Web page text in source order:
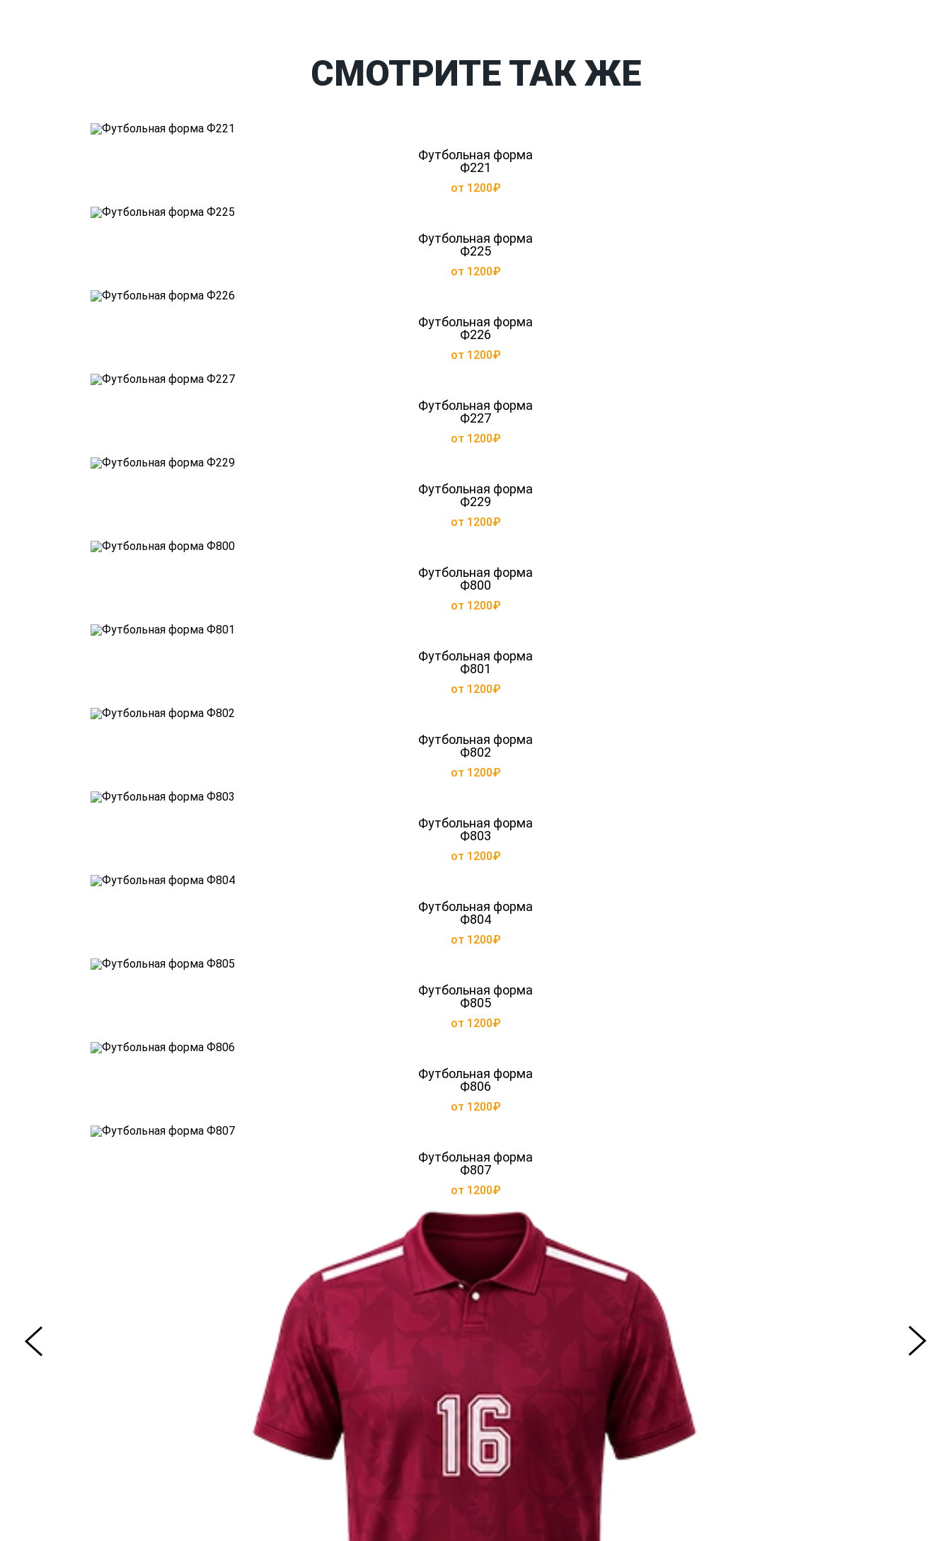
СМОТРИТЕ ТАК ЖЕ
Футбольная форма
Ф221
от 1200₽
Футбольная форма
Ф225
от 1200₽
Футбольная форма
Ф226
от 1200₽
Футбольная форма
Ф227
от 1200₽
Футбольная форма
Ф229
от 1200₽
Футбольная форма
Ф800
от 1200₽
Футбольная форма
Ф801
от 1200₽
Футбольная форма
Ф802
от 1200₽
Футбольная форма
Ф803
от 1200₽
Футбольная форма
Ф804
от 1200₽
Футбольная форма
Ф805
от 1200₽
Футбольная форма
Ф806
от 1200₽
Футбольная форма
Ф807
от 1200₽